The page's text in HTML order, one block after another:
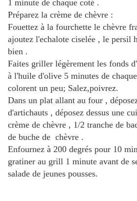
1 minute de chaque coté .
Préparez la crème de chèvre :
Fouettez à la fourchette le chèvre
ajoutez l'echalote ciselée , le persil
bien .
Faites griller légèrement les fonds
à l'huile d'olive 5 minutes de
colorent un peu; Salez,poivrez.
Dans un plat allant au four ,
d'artichauts , déposez dessus une
crème de chèvre , 1/2 tranche de
de buche de chèvre .
Enfournez à 200 degrés pour 10
gratiner au grill 1 minute avant de
salade de jeunes pousses.